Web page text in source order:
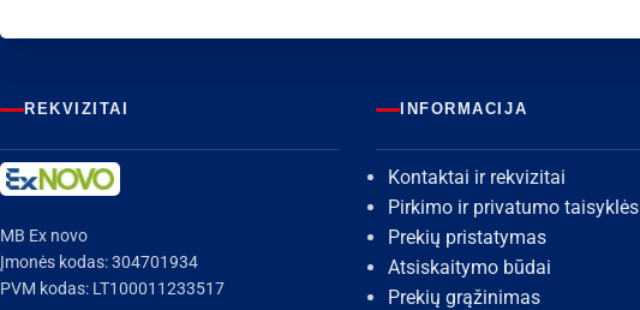
REKVIZITAI
MB Ex novo
Įmonės kodas: 304701934
PVM kodas: LT100011233517
INFORMACIJA
Kontaktai ir rekvizitai
Pirkimo ir privatumo taisyklės
Prekių pristatymas
Atsiskaitymo būdai
Prekių grąžinimas